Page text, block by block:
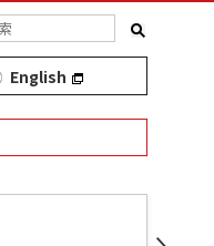
English